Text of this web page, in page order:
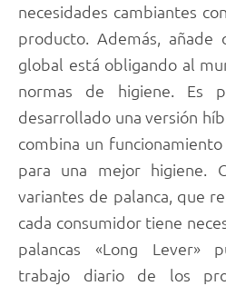
necesidades cambiantes
producto. Además, añade
global está obligando al
normas de higiene. Es
desarrollado una versión
combina un
para una mejor higiene.
variantes de palanca, que
cada consumidor tiene
palancas «Long Lever»
trabajo diario de los